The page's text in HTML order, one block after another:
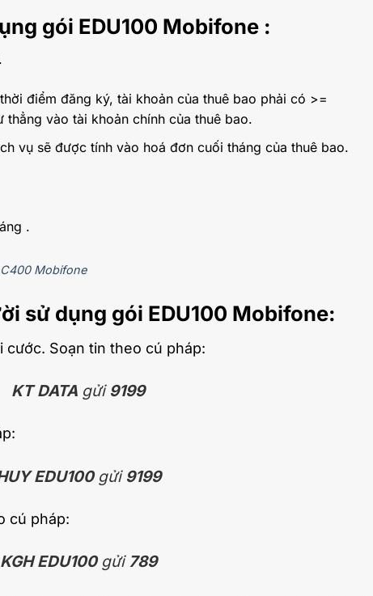
gói EDU100 Mobifone :
điểm đăng ký, tài khoản của thuê bao phải có >=
vào tài khoản chính của thuê bao.
vụ sẽ được tính vào hoá đơn cuối tháng của thuê bao.
.
Mobifone
sử dụng gói EDU100 Mobifone:
Soạn tin theo cú pháp:
KT DATA gửi 9199
EDU100 gửi 9199
cú pháp:
KGH EDU100 gửi 789